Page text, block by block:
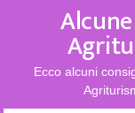
Ecco alcuni